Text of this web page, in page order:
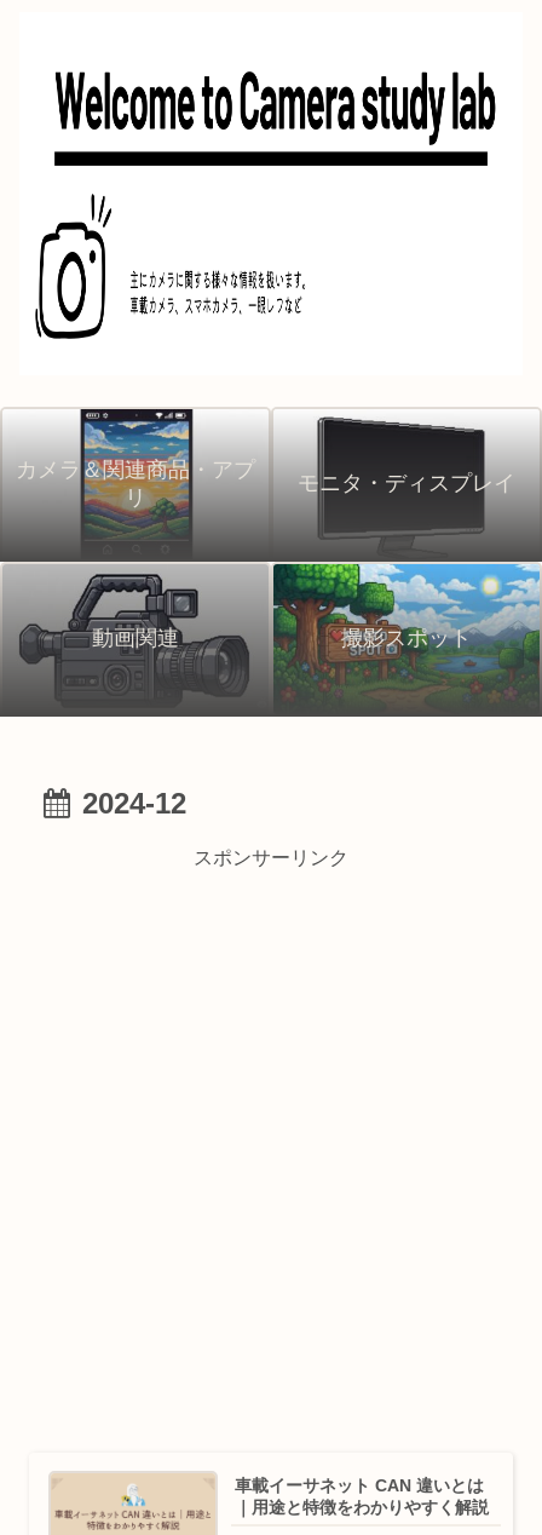
カメラ＆関連商品・アプ
リ
モニタ・ディスプレイ
動画関連 撮影スポット
2024-12
スポンサーリンク
車載イーサネット CAN 違いとは
｜用途と特徴をわかりやすく解説